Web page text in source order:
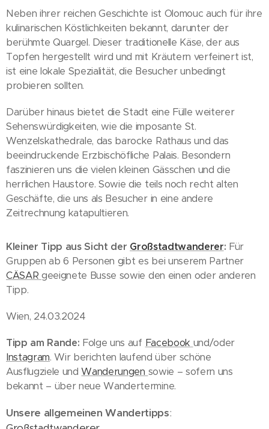
Neben ihrer reichen Geschichte ist Olomouc auch für ihre
kulinarischen Köstlichkeiten bekannt, darunter der
berühmte Quargel. Dieser traditionelle Käse, der aus
Topfen hergestellt wird und mit Kräutern verfeinert ist,
ist eine lokale Spezialität, die Besucher unbedingt
probieren sollten.
Darüber hinaus bietet die Stadt eine Fülle weiterer
Sehenswürdigkeiten, wie die imposante St.
Wenzelskathedrale, das barocke Rathaus und das
beeindruckende Erzbischöfliche Palais. Besondern
faszinieren uns die vielen kleinen Gässchen und die
herrlichen Haustore. Sowie die teils noch recht alten
Geschäfte, die uns als Besucher in eine andere
Zeitrechnung katapultieren.
Kleiner Tipp aus Sicht der Großstadtwanderer: Für
Gruppen ab 6 Personen gibt es bei unserem Partner
CÄSARgeeignete Busse sowie den einen oder anderen
Tipp.
Wien, 24.03.2024
Tipp am Rande: Folge uns auf Facebook und/oder
Instagram. Wir berichten laufend über schöne
Ausflugziele undWanderungen sowie – sofern uns
bekannt – über neue Wandertermine.
Unsere allgemeinen Wandertipps: